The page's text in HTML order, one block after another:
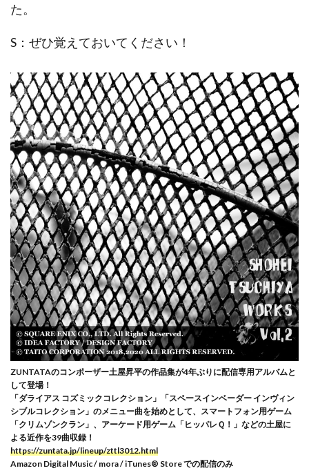
た。
S：ぜひ覚えておいてください！
ZUNTATAのコンポーザー土屋昇平の作品集が4年ぶりに配信専用アルバムと
して登場！
「ダライアス コズミックコレクション」「スペースインベーダー インヴィン
シブルコレクション」のメニュー曲を始めとして、スマートフォン用ゲーム
「クリムゾンクラン」、アーケード用ゲーム「ヒッパレＱ！」などの土屋に
よる近作を39曲収録！
https://zuntata.jp/lineup/zttl3012.html
Amazon Digital Music / mora / iTunes® Store での配信のみ